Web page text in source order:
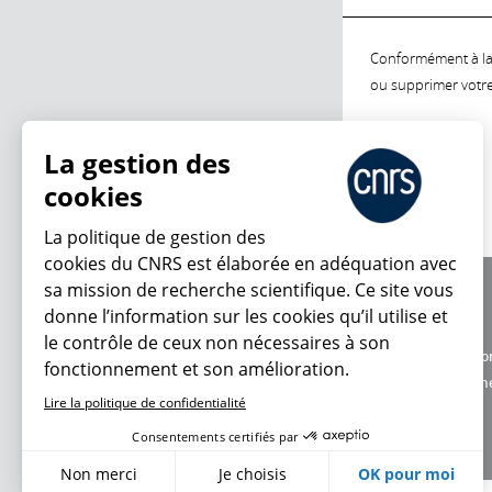
Conformément à
ou supprimer
Charte
Données
La gestion des
cookies
La politique de gestion des
cookies du CNRS est élaborée en adéquation avec
sa mission de recherche scientifique. Ce site vous
donne l’information sur les cookies qu’il utilise et
le contrôle de ceux non nécessaires à son
fonctionnement et son amélioration.
Lire la politique de confidentialité
Consentements certifiés par
Non merci Je choisis OK pour moi